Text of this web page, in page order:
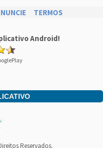
TERMOS
Android!
Reservados.